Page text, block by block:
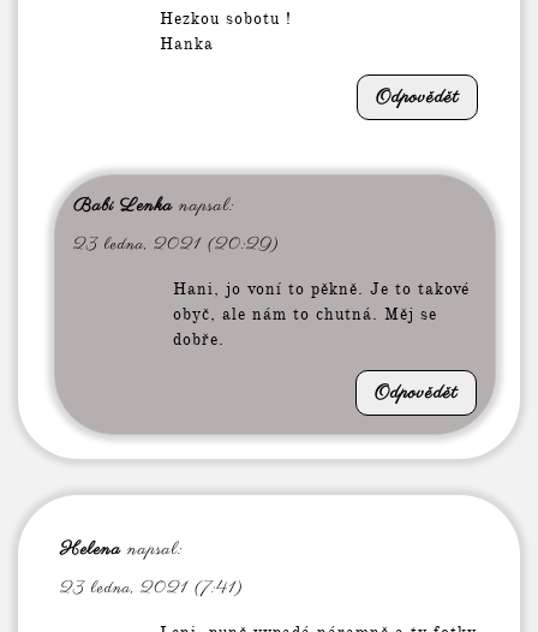
Hezkou sobotu !
Hanka
Odpovědět
Babi Lenka napsal:
23 ledna, 2021 (20:29)
Hani, jo voní to pěkně. Je to takové
obyč, ale nám to chutná. Měj se
dobře.
Odpovědět
Helena napsal:
23 ledna, 2021 (7:41)